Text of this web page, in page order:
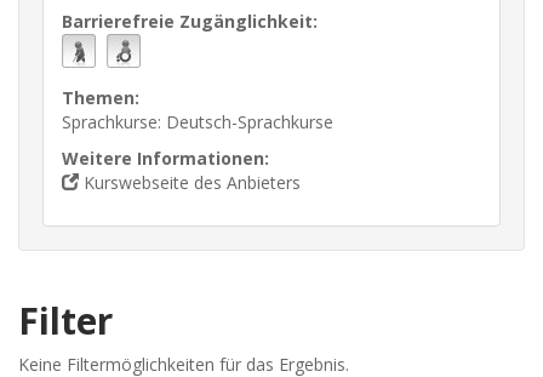
Barrierefreie Zugänglichkeit:
Themen:
Sprachkurse: Deutsch-Sprachkurse
Weitere Informationen:
Kurswebseite des Anbieters
Filter
Keine Filtermöglichkeiten für das Ergebnis.